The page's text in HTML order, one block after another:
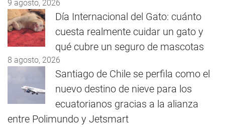
9 agosto, 2026
Día Internacional del Gato: cuánto
cuesta realmente cuidar un gato y
qué cubre un seguro de mascotas
8 agosto, 2026
Santiago de Chile se perfila como el
nuevo destino de nieve para los
ecuatorianos gracias a la alianza
entre Polimundo y Jetsmart